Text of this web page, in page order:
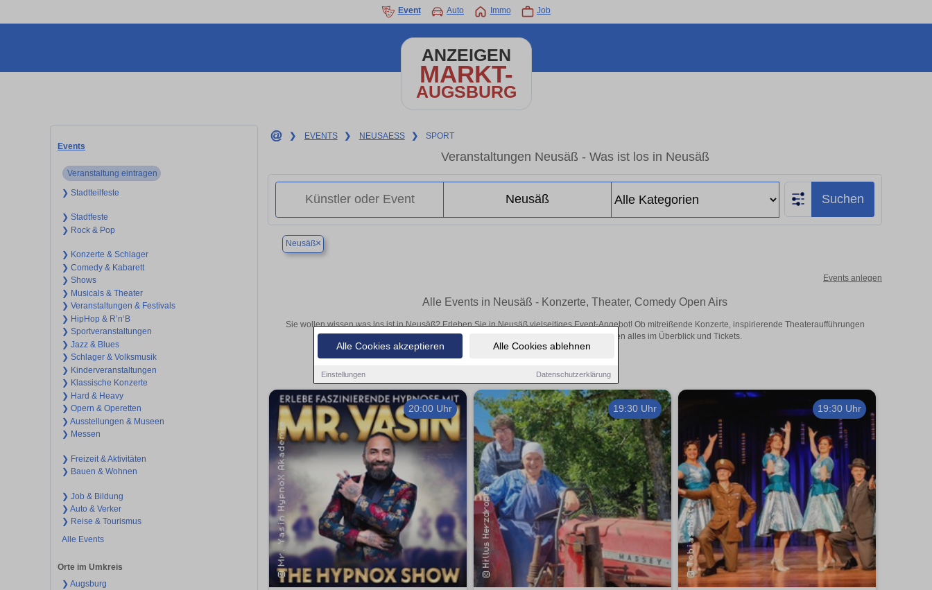
Alle Cookies akzeptieren Alle Cookies ablehnen
Einstellungen Datenschutzerklärung
Event Auto Immo Job
ANZEIGEN
MARKT-
AUGSBURG
Events
Veranstaltung eintragen
❯ Stadtteilfeste
❯ Stadtfeste
❯ Rock & Pop
❯ Konzerte & Schlager
❯ Comedy & Kabarett
❯ Shows
❯ Musicals & Theater
❯ Veranstaltungen & Festivals
❯ HipHop & R’n‘B
❯ Sportveranstaltungen
❯ Jazz & Blues
❯ Schlager & Volksmusik
❯ Kinderveranstaltungen
❯ Klassische Konzerte
❯ Hard & Heavy
❯ Opern & Operetten
❯ Ausstellungen & Museen
❯ Messen
❯ Freizeit & Aktivitäten
❯ Bauen & Wohnen
❯ Job & Bildung
❯ Auto & Verker
❯ Reise & Tourismus
Alle Events
Orte im Umkreis
❯ Augsburg
❯ EVENTS ❯ NEUSAESS ❯ SPORT
Veranstaltungen Neusäß - Was ist los in Neusäß
Suchen
Neusäß×
Events anlegen
Alle Events in Neusäß - Konzerte, Theater, Comedy Open Airs
Sie wollen wissen was los ist in Neusäß? Erleben Sie in Neusäß vielseitiges Event-Angebot! Ob mitreißende Konzerte, inspirierende Theateraufführungen
oder aufregende Veranstaltungen in Neusäß – hier finden alles im Überblick und Tickets.
20:00 Uhr 19:30 Uhr 19:30 Uhr